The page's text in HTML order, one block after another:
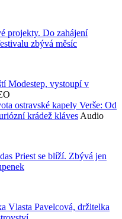
projekty. Do zahájení
zbývá měsíc
Modestep, vystoupí v
ostravské kapely Verše: Od
krádež kláves Audio
Priest se blíží. Zbývá jen
Vlasta Pavelcová, držitelka